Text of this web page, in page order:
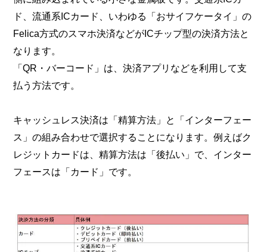
ド、流通系ICカード、いわゆる「おサイフケータイ」の
Felica方式のスマホ決済などがICチップ型の決済方法と
なります。
「QR・バーコード」は、決済アプリなどを利用して支
払う方法です。
キャッシュレス決済は「精算方法」と「インターフェー
ス」の組み合わせで選択することになります。例えばク
レジットカードは、精算方法は「後払い」で、インター
フェースは「カード」です。